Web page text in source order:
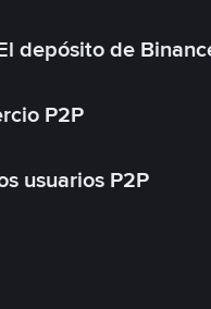
depósito de
P2P
usuarios P2P